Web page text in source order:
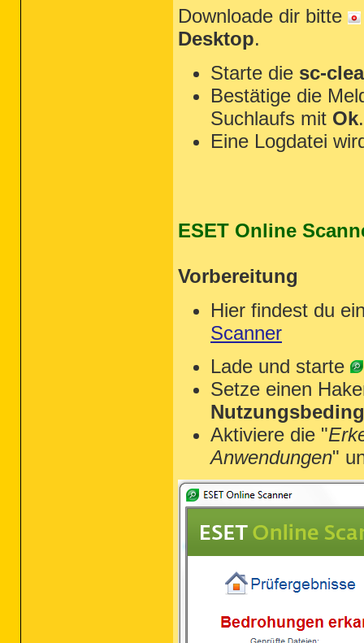
Downloade dir bitte
Desktop.
Starte die sc-
Bestätige die
Suchlaufs mit Ok.
Eine Logdatei
ESET Online
Vorbereitung
Hier findest du
Scanner
Lade und starte
Setze einen
Aktiviere die "
Anwendungen"